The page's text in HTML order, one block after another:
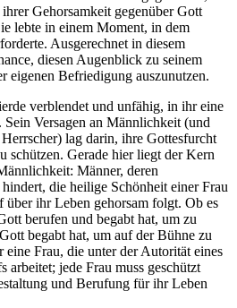
Gehorsamkeit gegenüber Gott
lebte in einem Moment, in dem
Ausgerechnet in diesem
diesen Augenblick zu seinem
eigenen Befriedigung auszunutzen.
verblendet und unfähig, in ihr eine
Sein Versagen an Männlichkeit (und
lag darin, ihre Gottesfurcht
schützen. Gerade hier liegt der Kern
Männer, deren
die heilige Schönheit einer Frau
ihr Leben gehorsam folgt. Ob es
berufen und begabt hat, um zu
begabt hat, um auf der Bühne zu
eine Frau, die unter der Autorität eines
arbeitet; jede Frau muss geschützt
und Berufung für ihr Leben